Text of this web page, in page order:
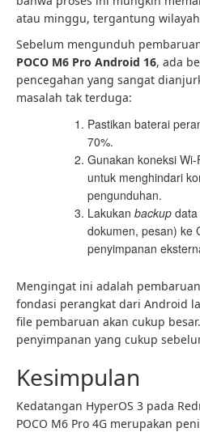
atau minggu, tergantung
Sebelum mengunduh
POCO M6 Pro Android 16, ada
pencegahan yang sangat
masalah tak terduga:
Pastikan baterai
70%.
Gunakan koneksi
untuk menghindari
pengunduhan.
Lakukan backup
dokumen, pesan) ke
penyimpanan
Mengingat ini adalah
fondasi perangkat dari Android
file pembaruan akan cukup
penyimpanan yang cukup
Kesimpulan
Kedatangan HyperOS 3 pada
POCO M6 Pro 4G merupakan